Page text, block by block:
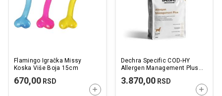
Flamingo Igračka Missy
Koska Više Boja 15cm
670,00 RSD
DODAJTE U KORPU
Dechra Specific COD-HY
Allergen Management Plus
3.870,00RSD